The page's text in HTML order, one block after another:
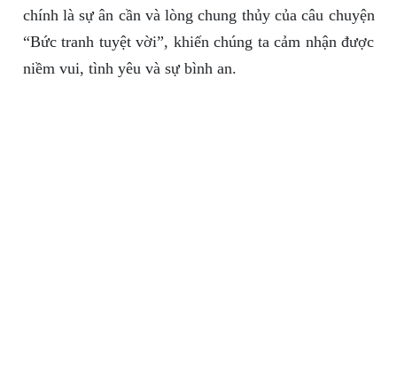
chính là sự ân cần và lòng chung thủy của câu chuyện
“Bức tranh tuyệt vời”, khiến chúng ta cảm nhận được
niềm vui, tình yêu và sự bình an.